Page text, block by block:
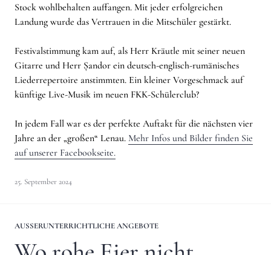
Stock wohlbehalten auffangen. Mit jeder erfolgreichen
Landung wurde das Vertrauen in die Mitschüler gestärkt.
Festivalstimmung kam auf, als Herr Kräutle mit seiner neuen
Gitarre und Herr Șandor ein deutsch-englisch-rumänisches
Liederrepertoire anstimmten. Ein kleiner Vorgeschmack auf
künftige Live-Musik im neuen FKK-Schülerclub?
In jedem Fall war es der perfekte Auftakt für die nächsten vier
Jahre an der „großen“ Lenau. Mehr Infos und Bilder finden Sie
auf unserer Facebookseite.
25. September 2024
AUSSERUNTERRICHTLICHE ANGEBOTE